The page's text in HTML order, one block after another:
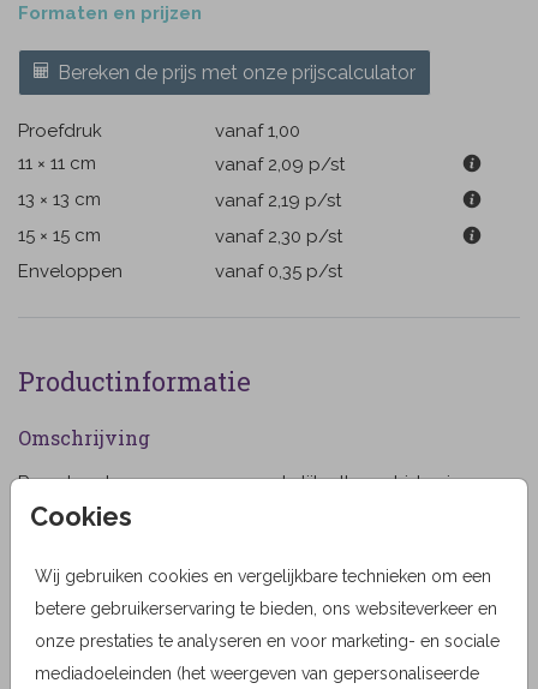
Cookies
Wij gebruiken cookies en vergelijkbare technieken om een
betere gebruikerservaring te bieden, ons websiteverkeer en
onze prestaties te analyseren en voor marketing- en sociale
mediadoeleinden (het weergeven van gepersonaliseerde
Formaten en prijzen
Bereken de prijs met onze prijscalculator
Proefdruk
vanaf 1,00
11 × 11 cm
vanaf 2,09 p/st
13 × 13 cm
vanaf 2,19 p/st
15 × 15 cm
vanaf 2,30 p/st
Enveloppen
vanaf 0,35 p/st
Productinformatie
Omschrijving
Rouwkaart voor een vrouw met stijlvolle orchidee in
paars-roze tinten. (474)
Geertje Burgers
Collectie